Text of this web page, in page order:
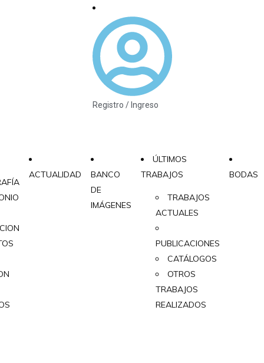
Registro / Ingreso
ACTUALIDAD
BANCO
DE
IMÁGENES
ÚLTIMOS
TRABAJOS
TRABAJOS
ACTUALES
PUBLICACIONES
CATÁLOGOS
OTROS
TRABAJOS
REALIZADOS
BODAS